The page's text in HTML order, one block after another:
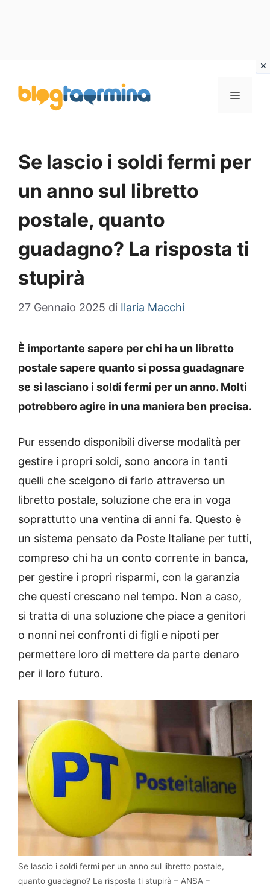
contenuto
MENU
Se lascio i soldi fermi per
un anno sul libretto
postale, quanto
guadagno? La risposta ti
stupirà
27 Gennaio 2025 di Ilaria Macchi
È importante sapere per chi ha un libretto
postale sapere quanto si possa guadagnare
se si lasciano i soldi fermi per un anno. Molti
potrebbero agire in una maniera ben precisa.
Pur essendo disponibili diverse modalità per
gestire i propri soldi, sono ancora in tanti
quelli che scelgono di farlo attraverso un
libretto postale, soluzione che era in voga
soprattutto una ventina di anni fa. Questo è
un sistema pensato da Poste Italiane per tutti,
compreso chi ha un conto corrente in banca,
per gestire i propri risparmi, con la garanzia
che questi crescano nel tempo. Non a caso,
si tratta di una soluzione che piace a genitori
o nonni nei confronti di figli e nipoti per
permettere loro di mettere da parte denaro
per il loro futuro.
Se lascio i soldi fermi per un anno sul libretto postale,
quanto guadagno? La risposta ti stupirà – ANSA –